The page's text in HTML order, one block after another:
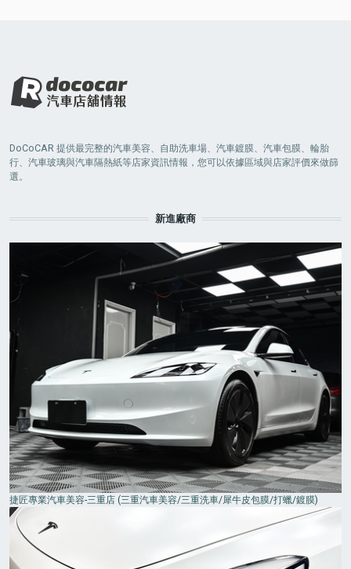
DoCoCAR 提供最完整的汽車美容、自助洗車場、汽車鍍膜、汽車包膜、輪胎
行、汽車玻璃與汽車隔熱紙等店家資訊情報，您可以依據區域與店家評價來做篩
選。
新進廠商
捷匠專業汽車美容-三重店 (三重汽車美容/三重洗車/犀牛皮包膜/打蠟/鍍膜)